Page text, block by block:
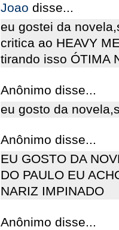
Joao disse...
eu gostei da
critica ao HEAVY
tirando isso ÓTIMA
Anônimo disse...
eu gosto da
Anônimo disse...
EU GOSTO DA
DO PAULO EU
NARIZ IMPINADO
Anônimo disse...